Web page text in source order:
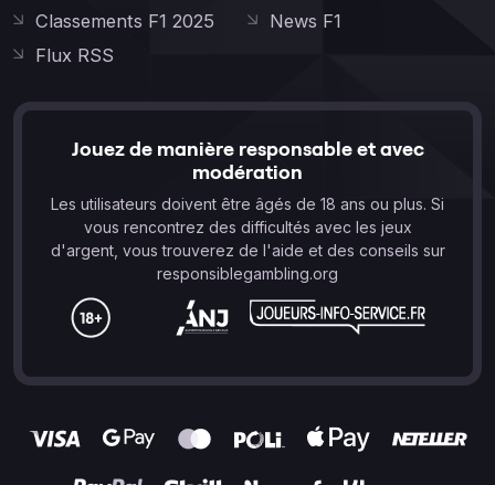
Classements F1 2025
News F1
Flux RSS
Jouez de manière responsable et avec
modération
Les utilisateurs doivent être âgés de 18 ans ou plus. Si
vous rencontrez des difficultés avec les jeux
d'argent, vous trouverez de l'aide et des conseils sur
responsiblegambling.org